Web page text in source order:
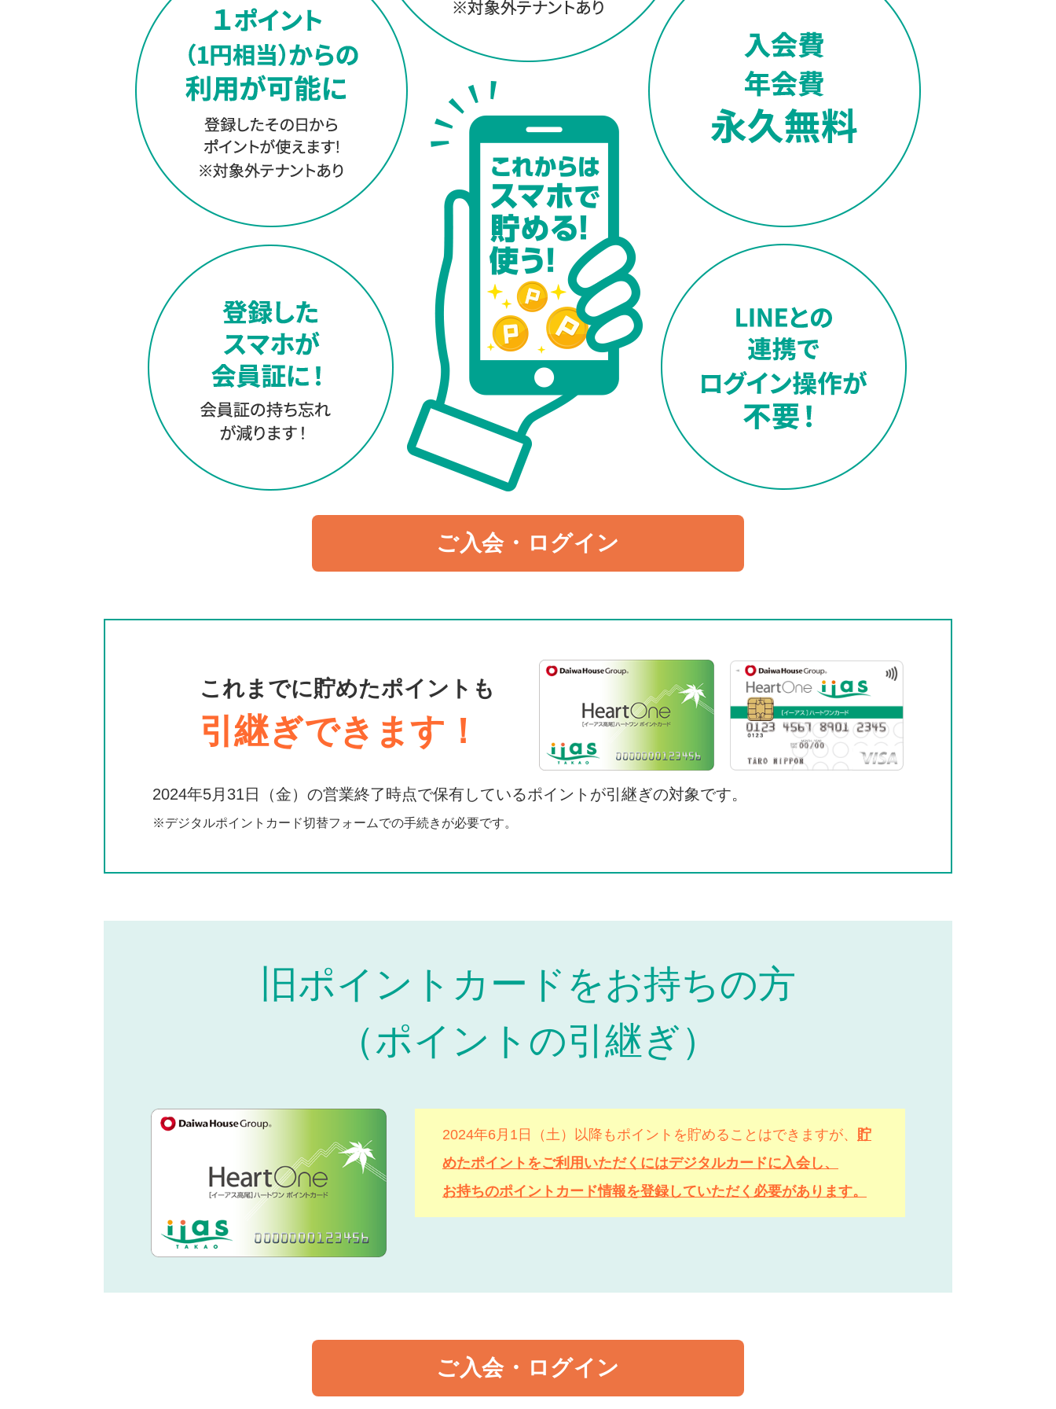
ご入会・ログイン
これまでに貯めたポイントも
引継ぎできます！
2024年5月31日（金）の営業終了時点で保有しているポイントが引継ぎの対象です。
※デジタルポイントカード切替フォームでの手続きが必要です。
旧ポイントカードをお持ちの方
（ポイントの引継ぎ）
2024年6月1日（土）以降もポイントを貯めることはできますが、 貯
めたポイントをご利用いただくにはデジタルカードに入会し、
お持ちのポイントカード情報を登録していただく必要があります。
ご入会・ログイン